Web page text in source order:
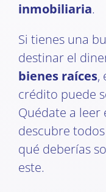
inmobiliaria.
Si tienes una
destinar el
bienes raíces,
crédito puede
Quédate a leer
descubre
qué deberías
este.